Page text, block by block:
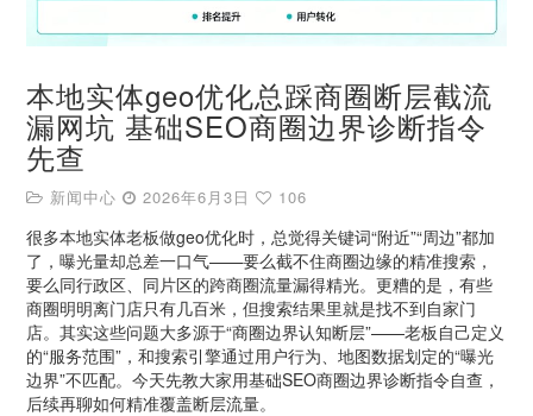
本地实体geo优化总踩商圈断层截流
漏网坑 基础SEO商圈边界诊断指令
先查
新闻中心 2026年6月3日 106
很多本地实体老板做geo优化时，总觉得关键词“附近”“周边”都加
了，曝光量却总差一口气——要么截不住商圈边缘的精准搜索，
要么同行政区、同片区的跨商圈流量漏得精光。更糟的是，有些
商圈明明离门店只有几百米，但搜索结果里就是找不到自家门
店。其实这些问题大多源于“商圈边界认知断层”——老板自己定义
的“服务范围”，和搜索引擎通过用户行为、地图数据划定的“曝光
边界”不匹配。今天先教大家用基础SEO商圈边界诊断指令自查，
后续再聊如何精准覆盖断层流量。